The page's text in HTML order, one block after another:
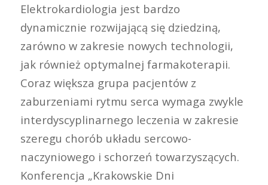
Elektrokardiologia jest bardzo
dynamicznie rozwijającą się dziedziną,
zarówno w zakresie nowych technologii,
jak również optymalnej farmakoterapii.
Coraz większa grupa pacjentów z
zaburzeniami rytmu serca wymaga zwykle
interdyscyplinarnego leczenia w zakresie
szeregu chorób układu sercowo-
naczyniowego i schorzeń towarzyszących.
Konferencja „Krakowskie Dni